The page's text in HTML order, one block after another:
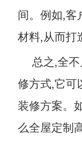
间。例如,客
材料,从而打
总之,全
修方式,它可
装修方案。
么全屋定制